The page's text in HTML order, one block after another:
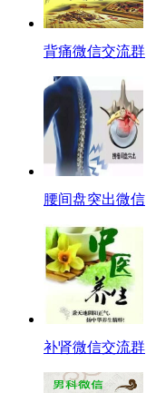
背痛微信交流群
腰间盘突出微信
补肾微信交流群